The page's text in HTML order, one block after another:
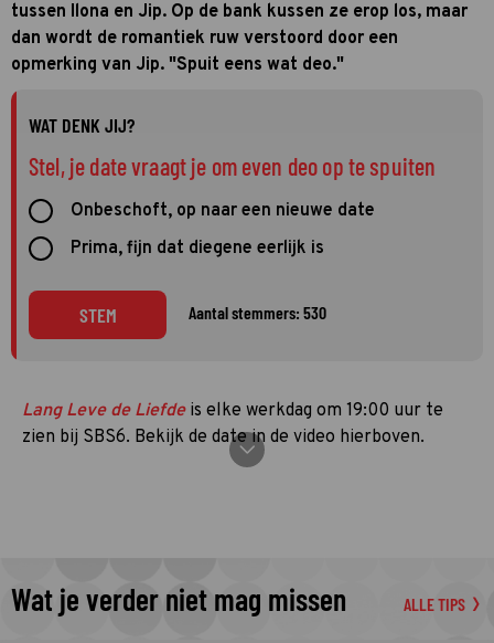
tussen Ilona en Jip. Op de bank kussen ze erop los, maar
dan wordt de romantiek ruw verstoord door een
opmerking van Jip. "Spuit eens wat deo."
WAT DENK JIJ?
Stel, je date vraagt je om even deo op te spuiten
Onbeschoft, op naar een nieuwe date
Prima, fijn dat diegene eerlijk is
STEM Aantal stemmers: 530
Lang Leve de Liefdeis elke werkdag om 19:00 uur te
zien bij SBS6. Bekijk de date in de video hierboven.
Wat je verder niet mag missen ALLE TIPS